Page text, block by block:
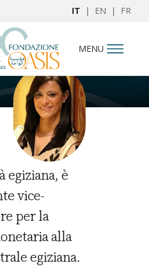
IT | EN | FR
MENU
Mashat
egiziana, è
vice-
per la
alla
egiziana.